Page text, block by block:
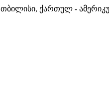
თბილისი, ქართულ -